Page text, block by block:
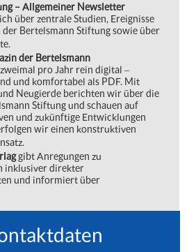
– Allgemeiner Newsletter
über zentrale Studien, Ereignisse
Bertelsmann Stiftung sowie über
der Bertelsmann
pro Jahr rein digital ‒
und komfortabel als PDF. Mit
Neugierde berichten wir über die
Stiftung und schauen auf
und zukünftige Entwicklungen
wir einen konstruktiven
gibt Anregungen zu
inklusiver direkter
und informiert über